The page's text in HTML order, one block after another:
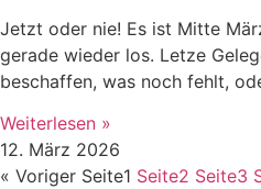
Jetzt oder nie! Es ist Mitte
gerade wieder los. Letze
beschaffen, was noch fehlt,
Weiterlesen »
12. März 2026
« Voriger Seite1 Seite2 Seite3